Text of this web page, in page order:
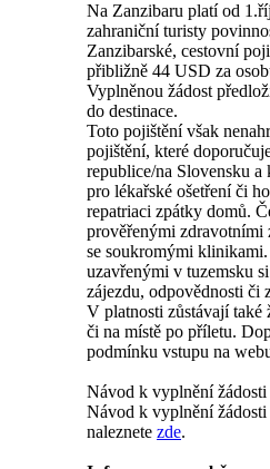
Na Zanzibaru platí od
zahraniční turisty
Zanzibarské, cestovní
přibližně 44 USD za
Vyplněnou žádost
do destinace.
Toto pojištění však
pojištění, které
republice/na Slovensku a
pro lékařské ošetření či
repatriaci zpátky domů.
prověřenými zdravotními
se soukromými
uzavřenými v tuzemsku
zájezdu, odpovědnosti či
V platnosti zůstávají také
či na místě po příletu.
podmínku vstupu na
Návod k vyplnění
Návod k vyplnění
naleznete zde.